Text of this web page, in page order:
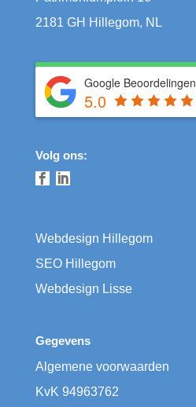
2181 GH Hillegom, NL
Google Beoordelingen
5.0
Volg ons:
Webdesign Hillegom
SEO Hillegom
Webdesign Lisse
Gegevens
Algemene voorwaarden
KvK ​94963762